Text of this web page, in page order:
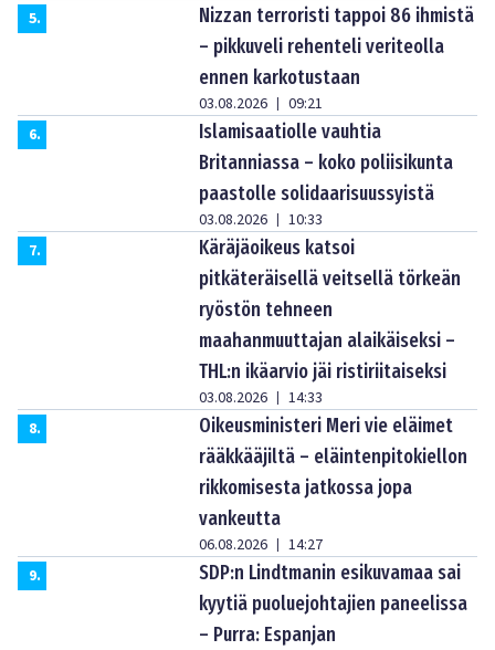
5.
Nizzan terroristi tappoi 86 ihmistä
– pikkuveli rehenteli veriteolla
ennen karkotustaan
03.08.2026 | 09:21
6.
Islamisaatiolle vauhtia
Britanniassa – koko poliisikunta
paastolle solidaarisuussyistä
03.08.2026 | 10:33
7.
Käräjäoikeus katsoi
pitkäteräisellä veitsellä törkeän
ryöstön tehneen
maahanmuuttajan alaikäiseksi –
THL:n ikäarvio jäi ristiriitaiseksi
03.08.2026 | 14:33
8.
Oikeusministeri Meri vie eläimet
rääkkääjiltä – eläintenpitokiellon
rikkomisesta jatkossa jopa
vankeutta
06.08.2026 | 14:27
9.
SDP:n Lindtmanin esikuvamaa sai
kyytiä puoluejohtajien paneelissa
– Purra: Espanjan